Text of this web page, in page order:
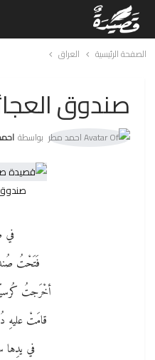
الصفحة الرئيسية العراق
صندوق
بواسطة
فَتَحْتُ
أخْرَجتُ
قامَتْ عليهِ
في